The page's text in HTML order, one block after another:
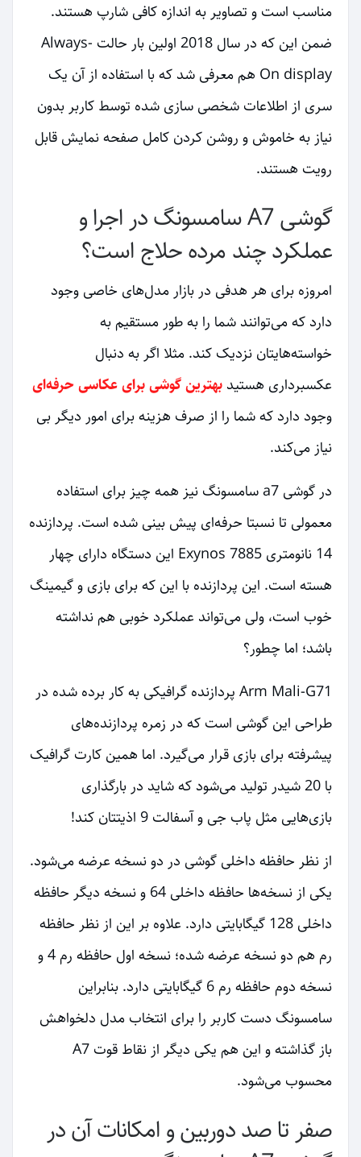
مناسب است و تصاویر به اندازه کافی شارپ هستند.
ضمن این که در سال 2018 اولین بار حالت Always-
On display هم معرفی شد که با استفاده از آن یک
سری از اطلاعات شخصی سازی شده توسط کاربر بدون
نیاز به خاموش و روشن کردن کامل صفحه نمایش قابل
رویت هستند.
گوشی A7 سامسونگ در اجرا و
عملکرد چند مرده حلاج است؟
امروزه برای هر هدفی در بازار مدل‌های خاصی وجود
دارد که می‌توانند شما را به طور مستقیم به
خواسته‌هایتان نزدیک کند. مثلا اگر به دنبال
عکسبرداری هستید بهترین گوشی برای عکاسی حرفه‌ای
وجود دارد که شما را از صرف هزینه برای امور دیگر بی
نیاز می‌کند.
در گوشی a7 سامسونگ نیز همه چیز برای استفاده
معمولی تا نسبتا حرفه‌ای پیش بینی شده است. پردازنده
14 نانومتری Exynos 7885 این دستگاه دارای چهار
هسته است. این پردازنده با این که برای بازی و گیمینگ
خوب است، ولی می‌تواند عملکرد خوبی هم نداشته
باشد؛ اما چطور؟
Arm Mali-G71 پردازنده گرافیکی به کار برده شده در
طراحی این گوشی است که در زمره پردازنده‌های
پیشرفته برای بازی قرار می‌گیرد. اما همین کارت گرافیک
با 20 شیدر تولید می‌شود که شاید در بارگذاری
بازی‌هایی مثل پاب جی و آسفالت 9 اذیتتان کند!
از نظر حافظه داخلی گوشی در دو نسخه عرضه می‌شود.
یکی از نسخه‌ها حافظه داخلی 64 و نسخه دیگر حافظه
داخلی 128 گیگابایتی دارد. علاوه بر این از نظر حافظه
رم هم دو نسخه عرضه شده؛ نسخه اول حافظه رم 4 و
نسخه دوم حافظه رم 6 گیگابایتی دارد. بنابراین
سامسونگ دست کاربر را برای انتخاب مدل دلخواهش
باز گذاشته و این هم یکی دیگر از نقاط قوت A7
محسوب می‌شود.
صفر تا صد دوربین و امکانات آن در